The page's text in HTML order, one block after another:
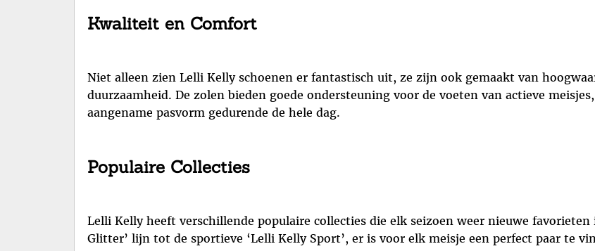
Kwaliteit en Comfort
Niet alleen zien Lelli Kelly schoenen er fantastisch uit, ze zijn ook gemaakt van
duurzaamheid. De zolen bieden goede ondersteuning voor de voeten van actieve
aangename pasvorm gedurende de hele dag.
Populaire Collecties
Lelli Kelly heeft verschillende populaire collecties die elk seizoen weer nieuwe
Glitter’ lijn tot de sportieve ‘Lelli Kelly Sport’, er is voor elk meisje een perfect paar te